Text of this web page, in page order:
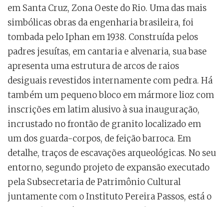
em Santa Cruz, Zona Oeste do Rio. Uma das mais
simbólicas obras da engenharia brasileira, foi
tombada pelo Iphan em 1938. Construída pelos
padres jesuítas, em cantaria e alvenaria, sua base
apresenta uma estrutura de arcos de raios
desiguais revestidos internamente com pedra. Há
também um pequeno bloco em mármore lioz com
inscrições em latim alusivo à sua inauguração,
incrustado no frontão de granito localizado em
um dos guarda-corpos, de feição barroca. Em
detalhe, traços de escavações arqueológicas. No seu
entorno, segundo projeto de expansão executado
pela Subsecretaria de Patrimônio Cultural
juntamente com o Instituto Pereira Passos, está o